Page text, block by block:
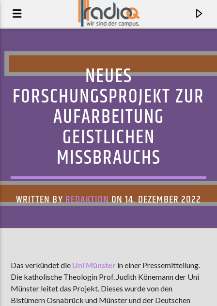
AKTUELLER TRACK
MARRIED TO BEETLEJUICE
MURMANSK
MOEBIUS
00:00 18:00
NEUES
FORSCHUNGSPROJEKT ZUR
AUFARBEITUNG
GEISTLICHEN
MISSBRAUCHS
WRITTEN BYREDAKTIONON 14. DEZEMBER 2022
Das verkündet die Uni Münster in einer Pressemitteilung.
Die katholische Theologin Prof. Judith Könemann der Uni
Münster leitet das Projekt. Dieses wurde von den
Bistümern Osnabrück und Münster und der Deutschen